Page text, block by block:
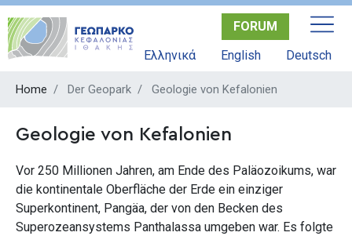
Skip
main
FORUM
Ελληνικά
English Deutsch
Home Der Geopark Geologie von Kefalonien
Geologie von Kefalonien
Vor 250 Millionen Jahren, am Ende des Paläozoikums, war
die kontinentale Oberfläche der Erde ein einziger
Superkontinent, Pangäa, der von den Becken des
Superozeansystems Panthalassa umgeben war. Es folgte